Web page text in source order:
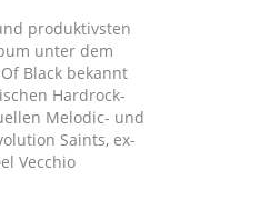
produktivsten
unter dem
Black bekannt
Hardrock-
Melodic- und
Saints, ex-
Vecchio